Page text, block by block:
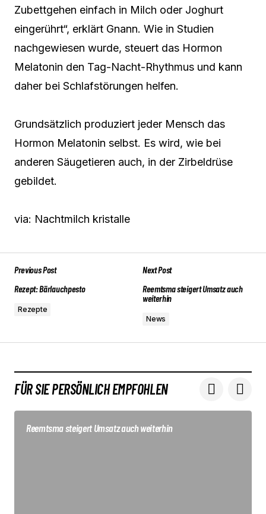
Zubettgehen einfach in Milch oder Joghurt
eingerührt“, erklärt Gnann. Wie in Studien
nachgewiesen wurde, steuert das Hormon
Melatonin den Tag-Nacht-Rhythmus und kann
daher bei Schlafstörungen helfen.
Grundsätzlich produziert jeder Mensch das
Hormon Melatonin selbst. Es wird, wie bei
anderen Säugetieren auch, in der Zirbeldrüse
gebildet.
via: Nachtmilch kristalle
Previous Post
Rezept: Bärlauchpesto
Rezepte
Next Post
Reemtsma steigert Umsatz auch
weiterhin
News
FÜR SIE PERSÖNLICH EMPFOHLEN
Reemtsma steigert Umsatz auch weiterhin